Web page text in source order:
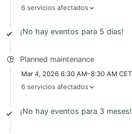
6 servicios afectados
¡No hay eventos para 5 días!
Planned maintenance
Mar 4, 2026 6:30 AM–8:30 AM CET
6 servicios afectados
¡No hay eventos para 3 meses!